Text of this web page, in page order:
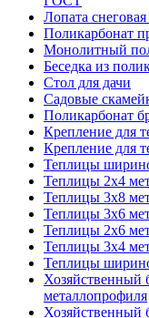
Лопата
Поликарбонат
Монолитный
Беседка из
Стол для дачи
Садовые
Поликарбонат
Крепление для
Крепление для
Теплицы
Теплицы 2х4
Теплицы 3x8
Теплицы 3x6
Теплицы 2x6
Теплицы 3x4
Теплицы
Хозяйственный
металлопрофиля
Хозяйственный